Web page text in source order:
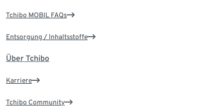
Tchibo MOBIL FAQs
Entsorgung / Inhaltsstoffe
Über Tchibo
Karriere
Tchibo Community